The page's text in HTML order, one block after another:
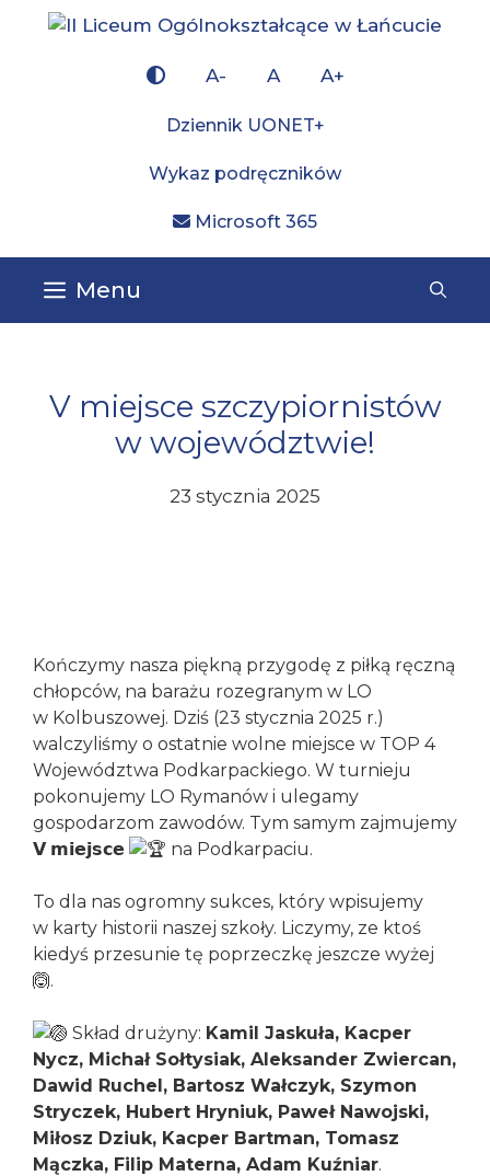
Przejdź
A- A A+
Dziennik UONET+
Wykaz podręczników
Microsoft 365
Menu
V miejsce szczypiornistów
w województwie!
23 stycznia 2025
Kończymy nasza piękną przygodę z piłką ręczną
chłopców, na barażu rozegranym w LO
w Kolbuszowej. Dziś (23 stycznia 2025 r.)
walczyliśmy o ostatnie wolne miejsce w TOP 4
Województwa Podkarpackiego. W turnieju
pokonujemy LO Rymanów i ulegamy
gospodarzom zawodów. Tym samym zajmujemy
𝗩 𝗺𝗶𝗲𝗷𝘀𝗰𝗲
na Podkarpaciu.
To dla nas ogromny sukces, który wpisujemy
w karty historii naszej szkoły. Liczymy, ze ktoś
kiedyś przesunie tę poprzeczkę jeszcze wyżej
🙆.
Skład drużyny: Kamil Jaskuła, Kacper
Nycz, Michał Sołtysiak, Aleksander Zwiercan,
Dawid Ruchel, Bartosz Wałczyk, Szymon
Stryczek, Hubert Hryniuk, Paweł Nawojski,
Miłosz Dziuk, Kacper Bartman, Tomasz
Mączka, Filip Materna, Adam Kuźniar.
one potrzebne
do
funkcjonowania
strony
internetowej.
Statystyka
Abyśmy mogli
funkcjonalność
i strukturę
strony
internetowej,
na podstawie
strona jest
używana.
Doświadczenie
Aby nasza strona
internetowa